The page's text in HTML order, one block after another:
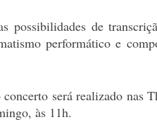
possibilidades de
performático e
será realizado nas
às 11h.